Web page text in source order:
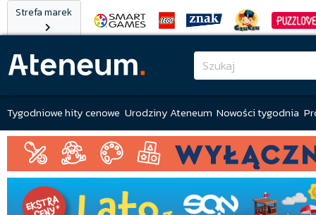
Strefa marek
Tygodniowe hity cenowe Urodziny Ateneum Nowości tygodnia